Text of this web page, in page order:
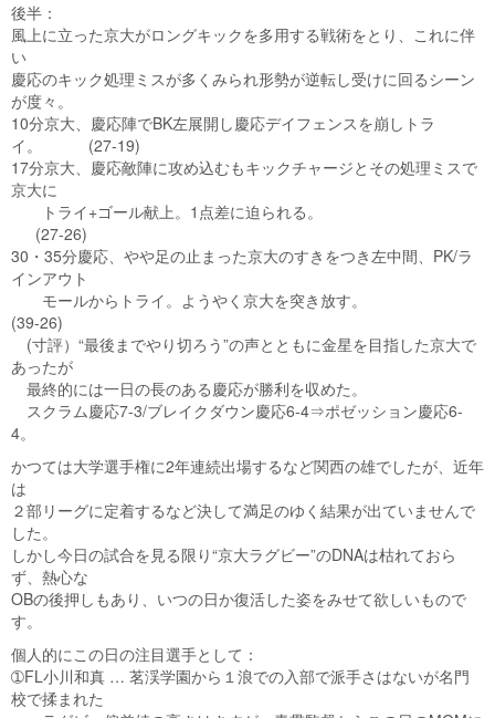
後半：
風上に立った京大がロングキックを多用する戦術をとり、これに伴
い
慶応のキック処理ミスが多くみられ形勢が逆転し受けに回るシーン
が度々。
10分京大、慶応陣でBK左展開し慶応デイフェンスを崩しトラ
イ。 (27-19)
17分京大、慶応敵陣に攻め込むもキックチャージとその処理ミスで
京大に
トライ+ゴール献上。1点差に迫られる。
(27-26)
30・35分慶応、やや足の止まった京大のすきをつき左中間、PK/ラ
インアウト
モールからトライ。ようやく京大を突き放す。
(39-26)
(寸評）“最後までやり切ろう”の声とともに金星を目指した京大で
あったが
最終的には一日の長のある慶応が勝利を収めた。
スクラム慶応7-3/ブレイクダウン慶応6-4⇒ポゼッション慶応6-
4。
かつては大学選手権に2年連続出場するなど関西の雄でしたが、近年
は
２部リーグに定着するなど決して満足のゆく結果が出ていませんで
した。
しかし今日の試合を見る限り“京大ラグビー”のDNAは枯れておら
ず、熱心な
OBの後押しもあり、いつの日か復活した姿をみせて欲しいもので
す。
個人的にこの日の注目選手として：
➀FL小川和真 … 茗渓学園から１浪での入部で派手さはないが名門
校で揉まれた